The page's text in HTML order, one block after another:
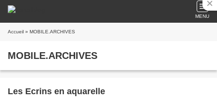
MENU
Accueil » MOBILE.ARCHIVES
MOBILE.ARCHIVES
Les Ecrins en aquarelle